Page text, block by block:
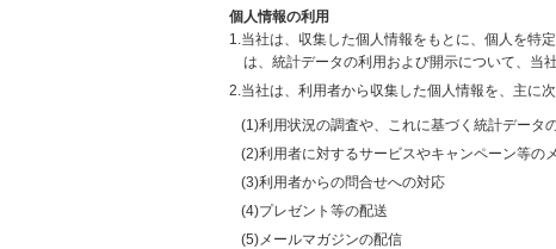
個人情報の利用
1.当社は、収集した個人情報をもとに、個人を特
は、統計データの利用および開示について、当
2.当社は、利用者から収集した個人情報を、主に次
(1)利用状況の調査や、これに基づく統計データ
(2)利用者に対するサービスやキャンペーン等の
(3)利用者からの問合せへの対応
(4)プレゼント等の配送
(5)メールマガジンの配信